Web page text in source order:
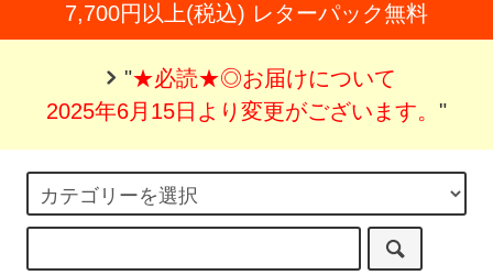
7,700円以上(税込) レターパック無料
"★必読★◎お届けについて
2025年6月15日より変更がございます。 "